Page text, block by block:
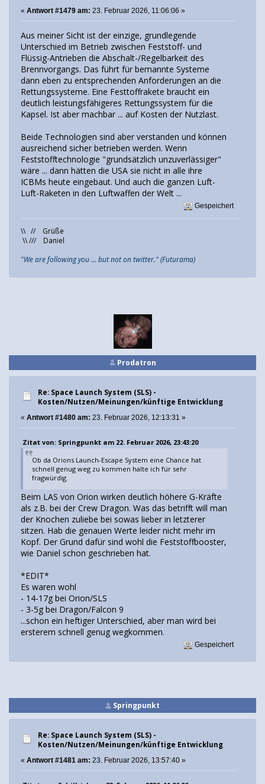
« Antwort #1479 am: 23. Februar 2026, 11:06:06 »
Aus meiner Sicht ist der einzige, grundlegende
Unterschied im Betrieb zwischen Feststoff- und
Flüssig-Antrieben die Abschalt-/Regelbarkeit des
Brennvorgangs. Das führt für bemannte Systeme
dann eben zu entsprechenden Anforderungen an die
Rettungssysteme. Eine Festtoffrakete braucht ein
deutlich leistungsfähigeres Rettungssystem für die
Kapsel. Ist aber machbar ... auf Kosten der Nutzlast.
Beide Technologien sind aber verstanden und können
ausreichend sicher betrieben werden. Wenn
Feststofftechnologie "grundsätzlich unzuverlässiger"
wäre ... dann hätten die USA sie nicht in alle ihre
ICBMs heute eingebaut. Und auch die ganzen Luft-
Luft-Raketen in den Luftwaffen der Welt ...
Gespeichert
\\ // Grüße
\\ /// Daniel
"We are following you ... but not on twitter." (Futurama)
Prodatron
Re: Space Launch System (SLS) -
Kosten/Nutzen/Meinungen/künftige Entwicklung
« Antwort #1480 am: 23. Februar 2026, 12:13:31 »
Zitat von: Springpunkt am 22. Februar 2026, 23:43:20
Ob da Orions Launch-Escape System eine Chance hat
schnell genug weg zu kommen halte ich für sehr
fragwürdig.
Beim LAS von Orion wirken deutlich höhere G-Kräfte
als z.B. bei der Crew Dragon. Was das betrifft will man
der Knochen zuliebe bei sowas lieber in letzterer
sitzen. Hab die genauen Werte leider nicht mehr im
Kopf. Der Grund dafür sind wohl die Feststoffbooster,
wie Daniel schon geschrieben hat.
*EDIT*
Es waren wohl
- 14-17g bei Orion/SLS
- 3-5g bei Dragon/Falcon 9
...schon ein heftiger Unterschied, aber man wird bei
ersterem schnell genug wegkommen.
Gespeichert
Springpunkt
Re: Space Launch System (SLS) -
Kosten/Nutzen/Meinungen/künftige Entwicklung
« Antwort #1481 am: 23. Februar 2026, 13:57:40 »